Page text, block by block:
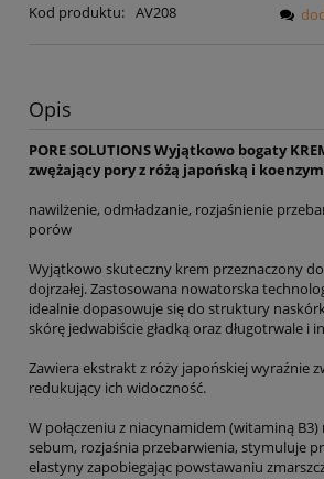
Kod produktu: AV208
Opis
PORE SOLUTIONS Wyjątkowo bogaty
zwężający pory z różą japońską i
nawilżenie, odmładzanie, rozjaśnienie
porów
Wyjątkowo skuteczny krem przeznaczony
dojrzałej. Zastosowana nowatorska
idealnie dopasowuje się do struktury
skórę jedwabiście gładką oraz długotrwale i
Zawiera ekstrakt z róży japońskiej wyraźnie
redukujący ich widoczność.
W połączeniu z niacynamidem (witaminą
sebum, rozjaśnia przebarwienia, stymuluje
elastyny zapobiegając powstawaniu